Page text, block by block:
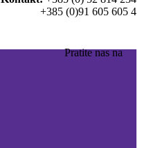
+385 (0)91 605 605 4
Pratite nas na